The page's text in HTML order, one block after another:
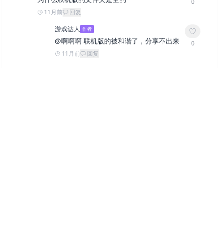
11月前 回复
0
游戏达人 作者
@啊啊啊 联机版的被和谐了，分享不出来
11月前 回复
0